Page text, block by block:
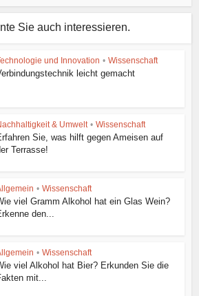
Sie auch interessieren.
und Innovation • Wissenschaft
leicht gemacht
& Umwelt • Wissenschaft
Sie, was hilft gegen Ameisen auf
Terrasse!
• Wissenschaft
viel Gramm Alkohol hat ein Glas Wein?
den...
• Wissenschaft
viel Alkohol hat Bier? Erkunden Sie die
mit...